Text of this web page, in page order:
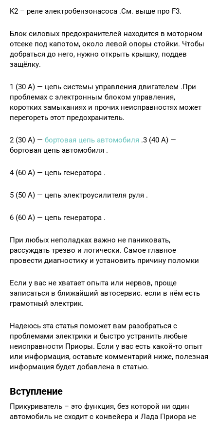
K2 – реле электробензонасоса .См. выше про F3.
Блок силовых предохранителей находится в моторном
отсеке под капотом, около левой опоры стойки. Чтобы
добраться до него, нужно открыть крышку, поддев
защёлку.
1 (30 А) — цепь системы управления двигателем .При
проблемах с электронным блоком управления,
коротких замыканиях и прочих неисправностях может
перегореть этот предохранитель.
2 (30 А) — бортовая цепь автомобиля .3 (40 А) —
бортовая цепь автомобиля .
4 (60 А) — цепь генератора .
5 (50 А) — цепь электроусилителя руля .
6 (60 А) — цепь генератора .
При любых неполадках важно не паниковать,
рассуждать трезво и логически. Самое главное
провести диагностику и установить причину поломки
Если у вас не хватает опыта или нервов, проще
записаться в ближайший автосервис. если в нём есть
грамотный электрик.
Надеюсь эта статья поможет вам разобраться с
проблемами электрики и быстро устранить любые
неисправности Приоры. Если у вас есть какой-то опыт
или информация, оставьте комментарий ниже, полезная
информация будет добавлена в статью.
Вступление
Прикуриватель – это функция, без которой ни один
автомобиль не сходит с конвейера и Лада Приора не